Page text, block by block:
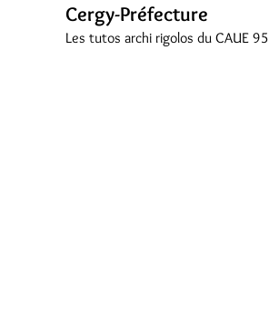
Cergy-Préfecture
Les tutos archi rigolos du CAUE 95